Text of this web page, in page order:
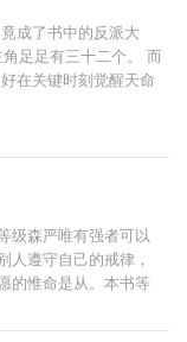
成了书中的反派大
足足有三十二个。 而
在关键时刻觉醒天命
千神魔膜拜。 融万
只是我成长路上的踏
级森严唯有强者可以
人遵守自己的戒律，
的惟命是从。本书等
灵，霸王，霸皇，